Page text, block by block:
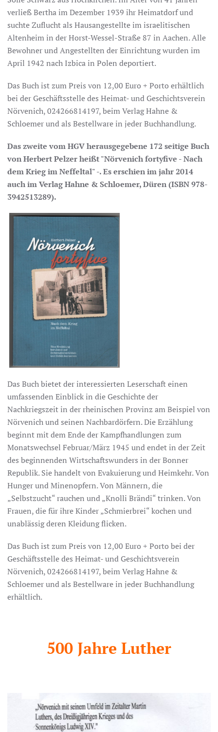
verließ Bertha im Dezember 1939 ihr Heimatdorf und
suchte Zuflucht als Hausangestellte im israelitischen
Altenheim in der Horst-Wessel-Straße 87 in Aachen. Alle
Bewohner und Angestellten der Einrichtung wurden im
April 1942 nach Izbica in Polen deportiert.
Das Buch ist zum Preis von 12,00 Euro + Porto erhältlich
bei der Geschäftsstelle des Heimat- und Geschichtsverein
Nörvenich, 024266814197, beim Verlag Hahne &
Schloemer und als Bestellware in jeder Buchhandlung.
Das zweite vom HGV herausgegebene 172 seitige Buch
von Herbert Pelzer heißt "Nörvenich fortyfive - Nach
dem Krieg im Neffeltal" -. Es erschien im jahr 2014
auch im Verlag Hahne & Schloemer, Düren (ISBN 978-
3942513289).
Das Buch bietet der interessierten Leserschaft einen
umfassenden Einblick in die Geschichte der
Nachkriegszeit in der rheinischen Provinz am Beispiel von
Nörvenich und seinen Nachbardörfern. Die Erzählung
beginnt mit dem Ende der Kampfhandlungen zum
Monatswechsel Februar/März 1945 und endet in der Zeit
des beginnenden Wirtschaftswunders in der Bonner
Republik. Sie handelt von Evakuierung und Heimkehr. Von
Hunger und Minenopfern. Von Männern, die
„Selbstzucht“ rauchen und „Knolli Brändi“ trinken. Von
Frauen, die für ihre Kinder „Schmierbrei“ kochen und
unablässig deren Kleidung flicken.
Das Buch ist zum Preis von 12,00 Euro + Porto bei der
Geschäftsstelle des Heimat- und Geschichtsverein
Nörvenich, 024266814197, beim Verlag Hahne &
Schloemer und als Bestellware in jeder Buchhandlung
erhältlich.
500 Jahre Luther